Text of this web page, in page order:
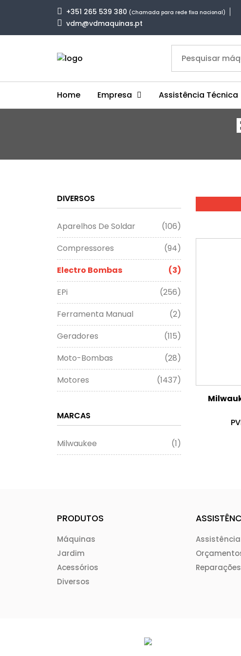
+351 265 539 380 (Chamada para rede fixa nacional)
vdm@vdmaquinas.pt
Home Empresa Assistência Técnica
DIVERSOS
Aparelhos De Soldar
(106)
Compressores
(94)
Electro Bombas
(3)
EPi
(256)
Ferramenta Manual
(2)
Geradores
(115)
Moto-Bombas
(28)
Motores
(1437)
MARCAS
Milwaukee (1)
PRODUTOS
Máquinas
Jardim
Acessórios
Diversos
Reparações